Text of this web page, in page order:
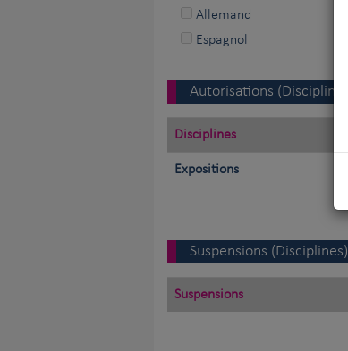
Allemand
Espagnol
Autorisations (Disciplines)
Disciplines
Expositions
Suspensions (Disciplines)
Suspensions